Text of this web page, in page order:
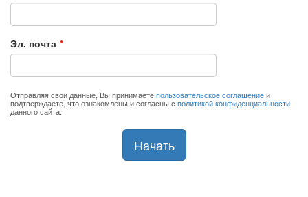
Эл. почта
Отправляя свои данные, Вы принимаетепользовательское соглашениеи
подтверждаете, что ознакомлены и согласны с политикой конфиденциальности
данного сайта.